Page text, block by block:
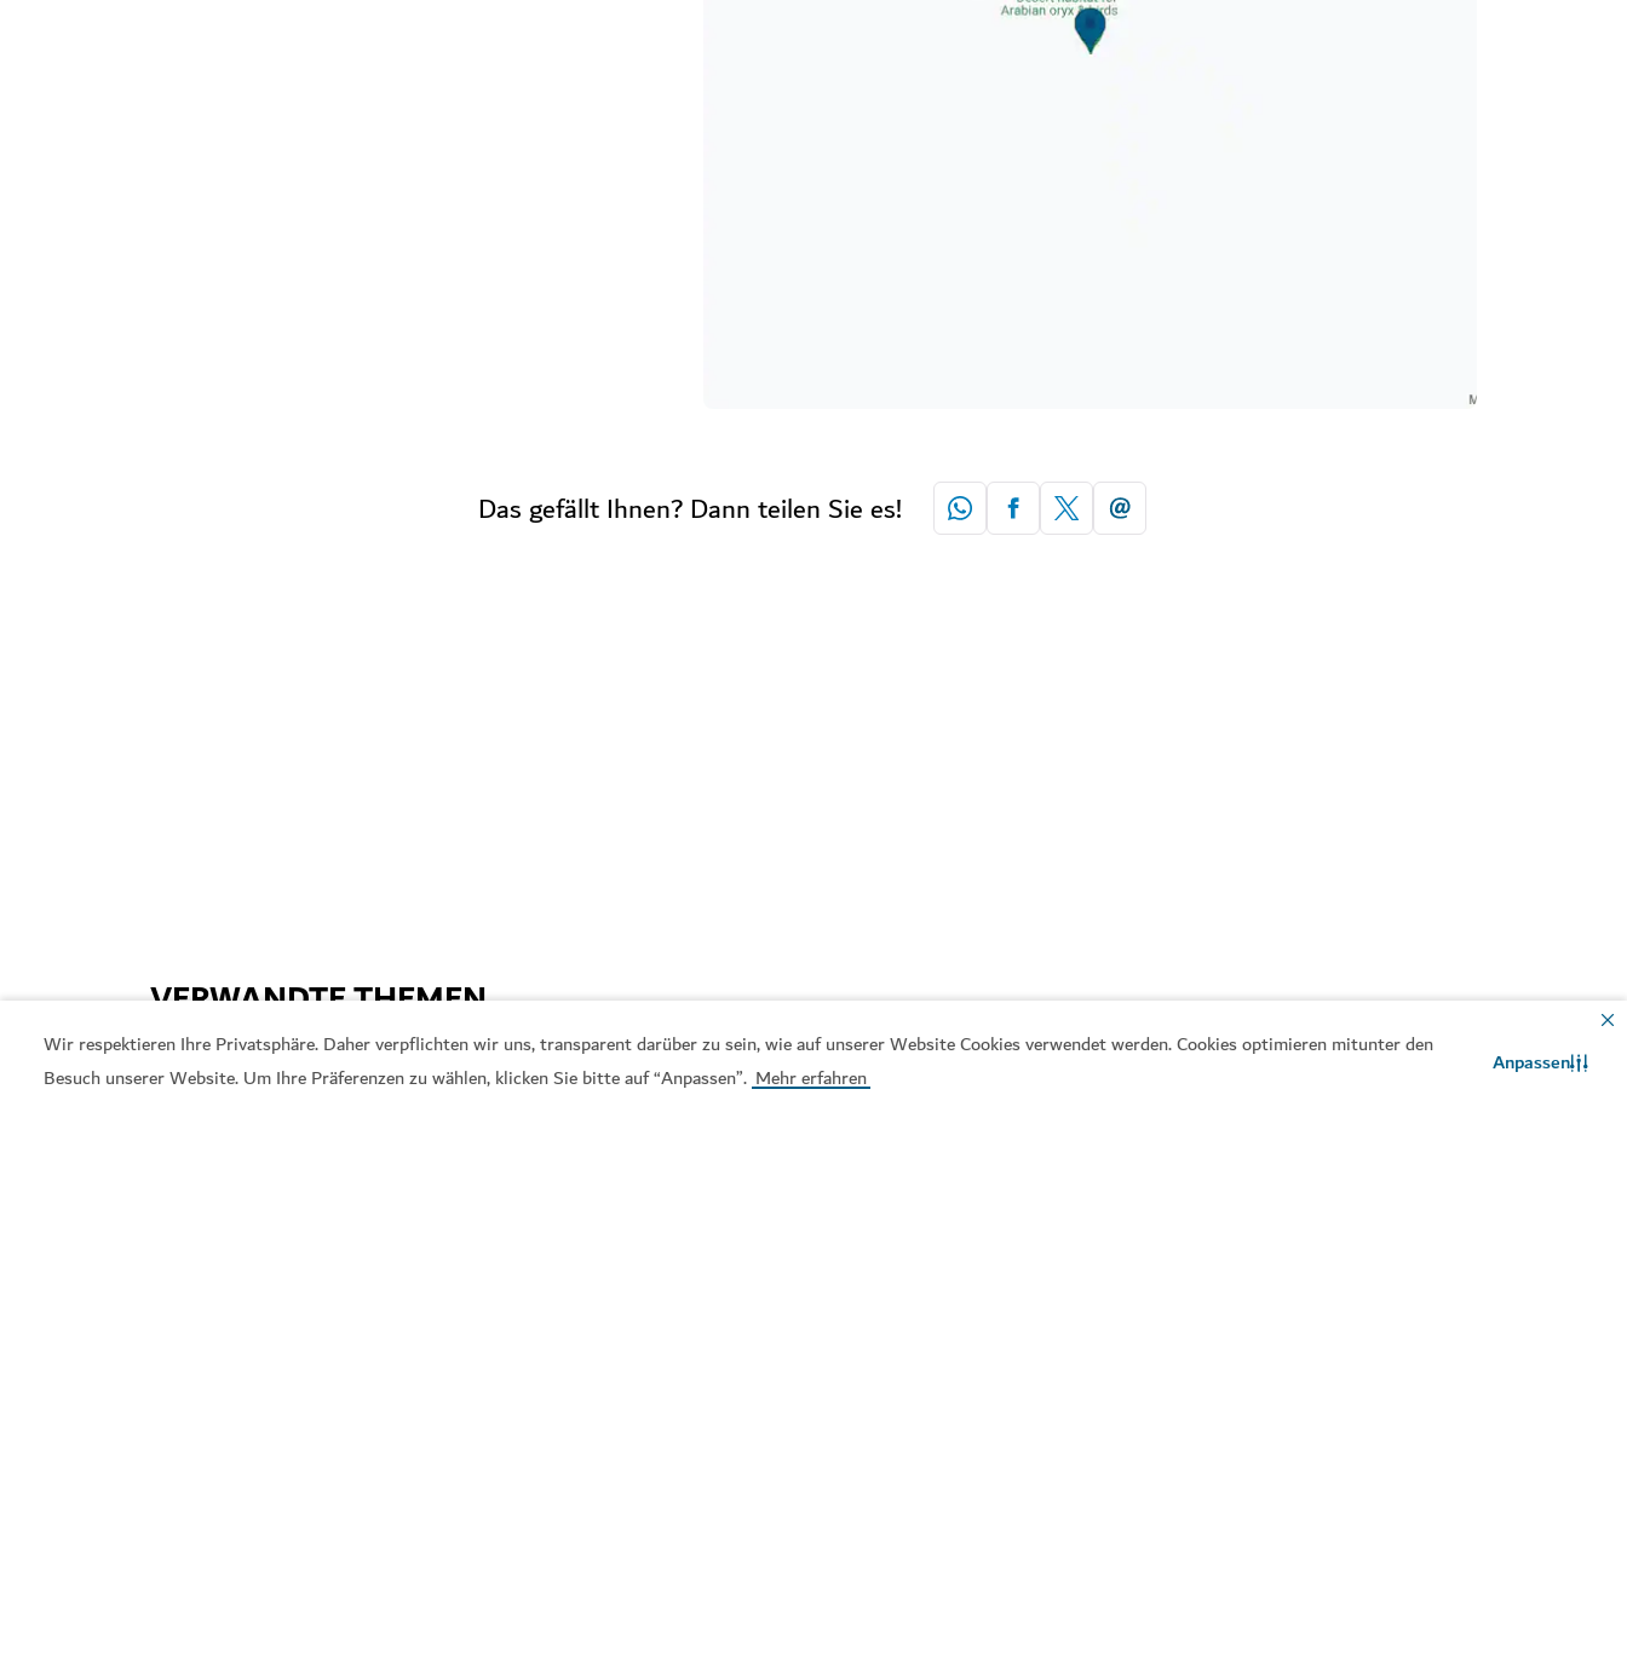
Wir respektieren Ihre Privatsphäre. Daher verpflichten wir uns, transparent darüber zu sein, wie auf unserer Website Cookies verwendet werden. Cookies optimieren mitunter den
Besuch unserer Website. Um Ihre Präferenzen zu wählen, klicken Sie bitte auf “Anpassen”. Mehr erfahren Anpassen
Das gefällt Ihnen? Dann teilen Sie es!
VERWANDTE THEMEN
#Wüste #Erlebnisse #Geschichte & Kultur